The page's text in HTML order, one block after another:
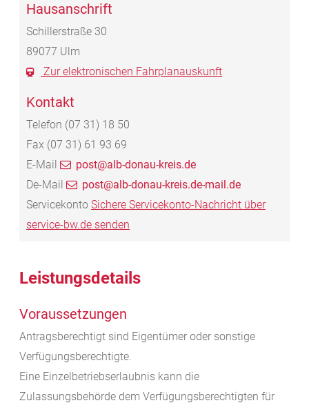
Hausanschrift
Schillerstraße 30
89077 Ulm
Zur elektronischen Fahrplanauskunft
Kontakt
Telefon (07 31) 18 50
Fax (07 31) 61 93 69
E-Mail
post@alb-donau-kreis.de
De-Mail
post@alb-donau-kreis.de-mail.de
Servicekonto Sichere Servicekonto-Nachricht über
service-bw.de senden
Leistungsdetails
Voraussetzungen
Antragsberechtigt sind Eigentümer oder sonstige
Verfügungsberechtigte.
Eine Einzelbetriebserlaubnis kann die
Zulassungsbehörde dem Verfügungsberechtigten für